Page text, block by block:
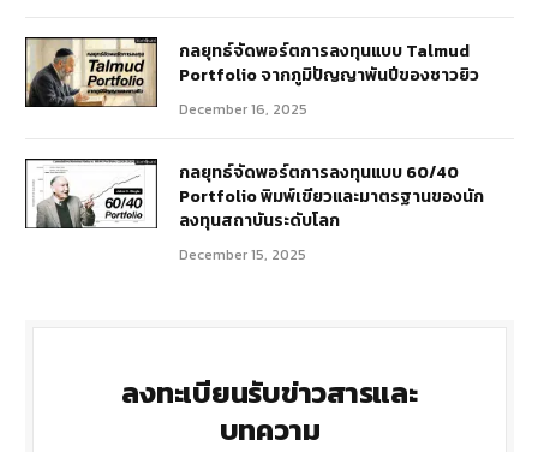
กลยุทธ์จัดพอร์ตการลงทุนแบบ Talmud
Portfolio จากภูมิปัญญาพันปีของชาวยิว
December 16, 2025
กลยุทธ์จัดพอร์ตการลงทุนแบบ 60/40
Portfolio พิมพ์เขียวและมาตรฐานของนัก
ลงทุนสถาบันระดับโลก
December 15, 2025
ลงทะเบียนรับข่าวสารและ
บทความ